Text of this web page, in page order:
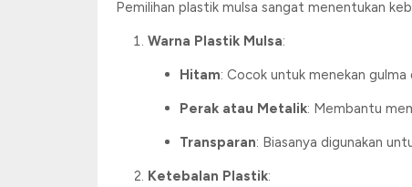
Pemilihan plastik mulsa sangat menentukan
Warna Plastik Mulsa:
Hitam: Cocok untuk menekan
Perak atau Metalik: Membantu
Transparan: Biasanya digunakan
Ketebalan Plastik: